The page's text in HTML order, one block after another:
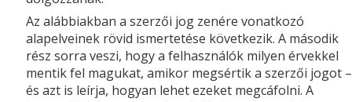
Az alábbiakban a szerzői jog zenére vonatkozó
alapelveinek rövid ismertetése következik. A második
rész sorra veszi, hogy a felhasználók milyen érvekkel
mentik fel magukat, amikor megsértik a szerzői jogot –
és azt is leírja, hogyan lehet ezeket megcáfolni. A